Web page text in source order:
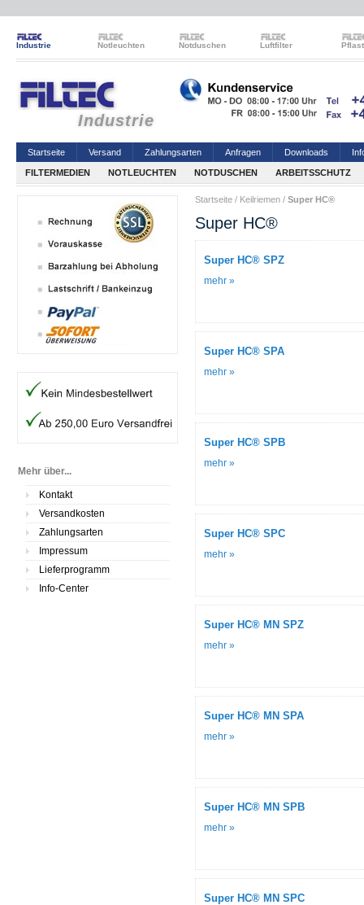
Industrie Notleuchten Notduschen Luftfilter
Industrie
Startseite Versand Zahlungsarten Anfragen Downloads
FILTERMEDIEN NOTLEUCHTEN NOTDUSCHEN ARBEITSSCHUTZ
Mehr über...
Kontakt
Versandkosten
Zahlungsarten
Impressum
Lieferprogramm
Info-Center
Startseite / Keilriemen / Super HC®
Super HC®
Super HC® SPZ
mehr »
Super HC® SPA
mehr »
Super HC® SPB
mehr »
Super HC® SPC
mehr »
Super HC® MN SPZ
mehr »
Super HC® MN SPA
mehr »
Super HC® MN SPB
mehr »
Super HC® MN SPC